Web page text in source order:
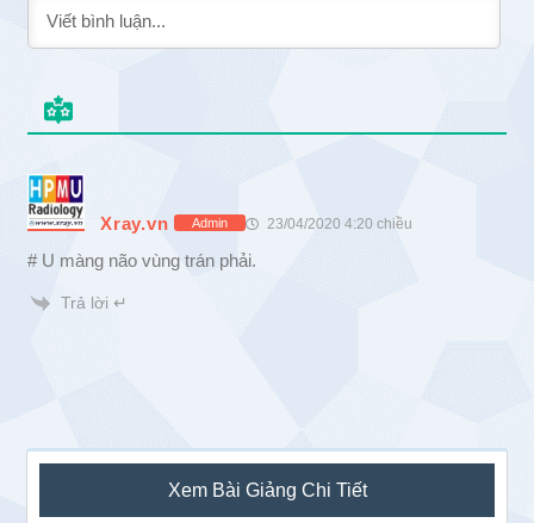
Xray.vn Admin 23/04/2020 4:20 chiều
# U màng não vùng trán phải.
Trả lời ↵
Sidebar
chính
Xem Bài Giảng Chi Tiết